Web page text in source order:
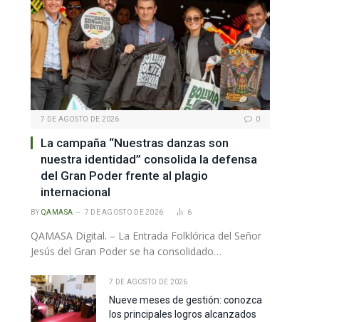
7 DE AGOSTO DE 2026 0
La campaña “Nuestras danzas son
nuestra identidad” consolida la defensa
del Gran Poder frente al plagio
internacional
BY QAMASA 7 DE AGOSTO DE 2026 6
QAMASA Digital. – La Entrada Folklórica del Señor
Jesús del Gran Poder se ha consolidado…
7 DE AGOSTO DE 2026
Nueve meses de gestión: conozca
los principales logros alcanzados